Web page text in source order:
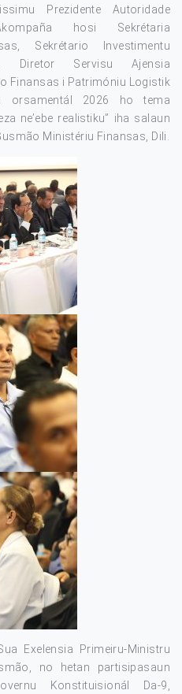
Prezidente Autoridade
hosi Sekrétaria
Sekrétario Investimentu
Diretor Servisu Ajensia
Finansas i Patrimóniu Logistik
orsamentál 2026 ho tema
ne’ebe realistiku” iha salaun
Ministériu Finansas, Dili.
Exelensia Primeiru-Ministru
no hetan partisipasaun
Konstituisionál Da-9,